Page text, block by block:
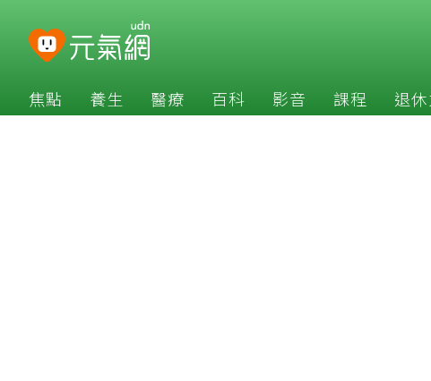
焦點 養生 醫療 百科 影音 課程 退